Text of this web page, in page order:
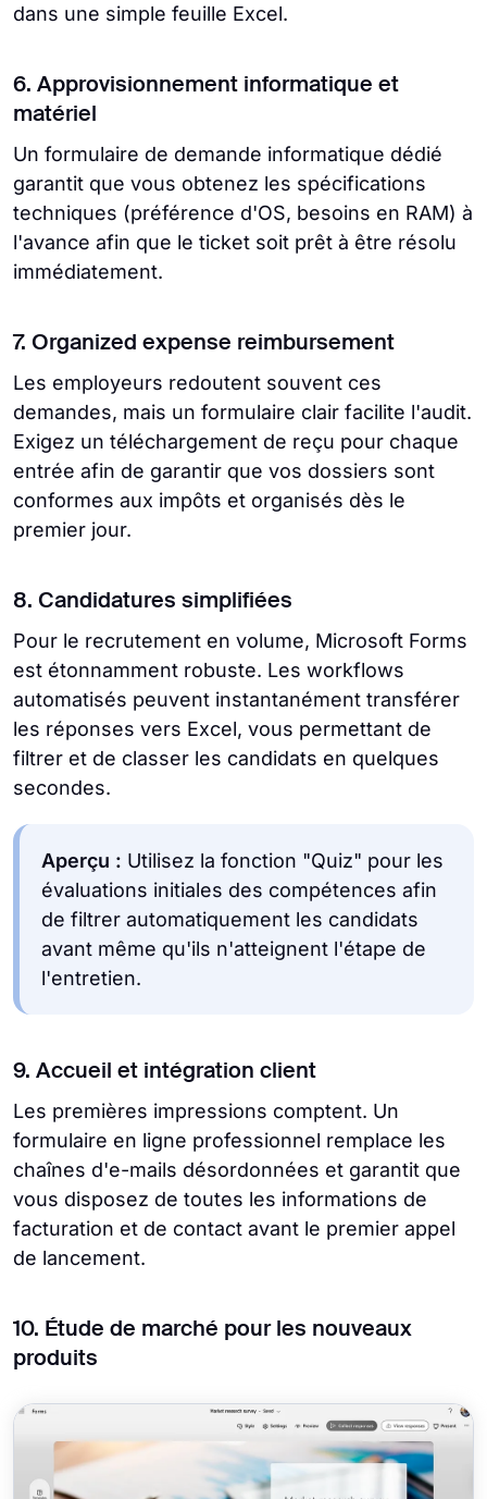
dans une simple feuille Excel.
6. Approvisionnement informatique et
matériel
Un formulaire de demande informatique dédié
garantit que vous obtenez les spécifications
techniques (préférence d'OS, besoins en RAM) à
l'avance afin que le ticket soit prêt à être résolu
immédiatement.
7. Organized expense reimbursement
Les employeurs redoutent souvent ces
demandes, mais un formulaire clair facilite l'audit.
Exigez un téléchargement de reçu pour chaque
entrée afin de garantir que vos dossiers sont
conformes aux impôts et organisés dès le
premier jour.
8. Candidatures simplifiées
Pour le recrutement en volume, Microsoft Forms
est étonnamment robuste. Les workflows
automatisés peuvent instantanément transférer
les réponses vers Excel, vous permettant de
filtrer et de classer les candidats en quelques
secondes.
Aperçu : Utilisez la fonction "Quiz" pour les
évaluations initiales des compétences afin
de filtrer automatiquement les candidats
avant même qu'ils n'atteignent l'étape de
l'entretien.
9. Accueil et intégration client
Les premières impressions comptent. Un
formulaire en ligne professionnel remplace les
chaînes d'e-mails désordonnées et garantit que
vous disposez de toutes les informations de
facturation et de contact avant le premier appel
de lancement.
10. Étude de marché pour les nouveaux
produits